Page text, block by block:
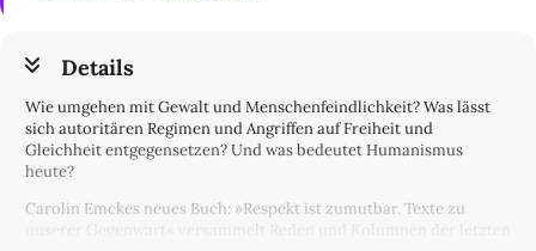
Details
Wie umgehen mit Gewalt und Menschenfeindlichkeit? Was lässt
sich autoritären Regimen und Angriffen auf Freiheit und
Gleichheit entgegensetzen? Und was bedeutet Humanismus
heute?
Carolin Emckes neues Buch: »Respekt ist zumutbar. Texte zu
unserer Gegenwart« versammelt Reden und Kolumnen der letzten